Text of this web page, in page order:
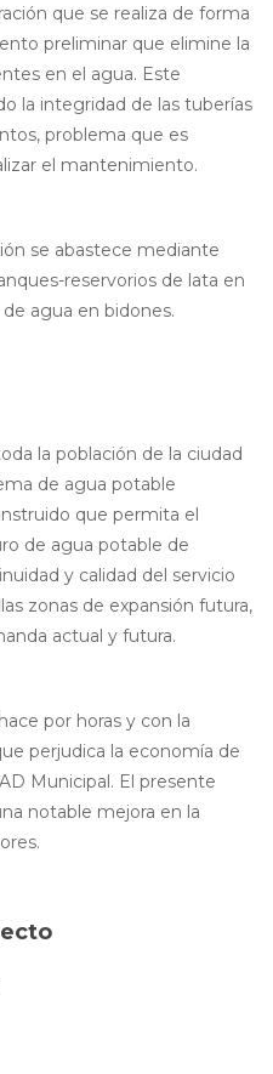
que se realiza de forma
preliminar que elimine la
en el agua. Este
la integridad de las tuberías
problema que es
el mantenimiento.
se abastece mediante
reservorios de lata en
agua en bidones.
la población de la ciudad
de agua potable
que permita el
de agua potable de
y calidad del servicio
zonas de expansión futura,
actual y futura.
por horas y con la
perjudica la economía de
Municipal. El presente
notable mejora en la